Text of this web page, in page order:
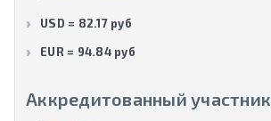
USD = 82.17 руб
EUR = 94.84 руб
Аккредитованный участник